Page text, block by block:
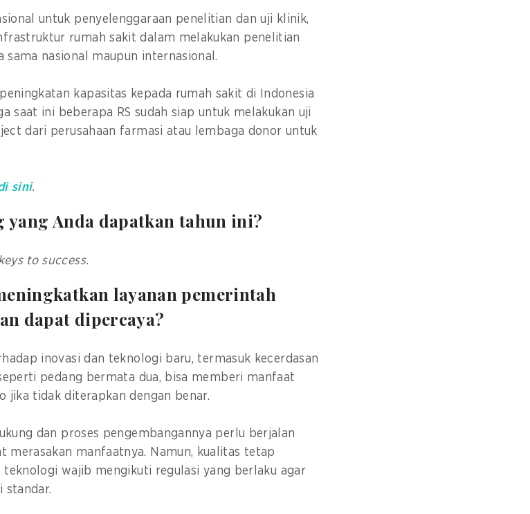
untuk penyelenggaraan penelitian dan uji klinik,
rumah sakit dalam melakukan penelitian
sama nasional maupun internasional.
kapasitas kepada rumah sakit di Indonesia
saat ini beberapa RS sudah siap untuk melakukan uji
dari perusahaan farmasi atau lembaga donor untuk
sini.
yang Anda dapatkan tahun ini?
to success.
layanan pemerintah
dapat dipercaya?
inovasi dan teknologi baru, termasuk kecerdasan
pedang bermata dua, bisa memberi manfaat
jika tidak diterapkan dengan benar.
dan proses pengembangannya perlu berjalan
merasakan manfaatnya. Namun, kualitas tetap
wajib mengikuti regulasi yang berlaku agar
standar.